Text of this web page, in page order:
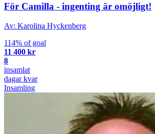
För Camilla - ingenting är omöjligt!
Av: Karolina Hyckenberg
114% of goal
11 400 kr
8
insamlat
dagar kvar
Insamling